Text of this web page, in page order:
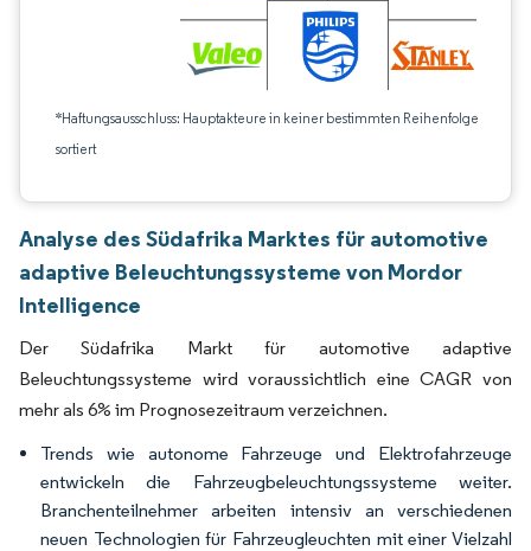
*Haftungsausschluss: Hauptakteure in keiner bestimmten Reihenfolge
sortiert
Analyse des Südafrika Marktes für automotive
adaptive Beleuchtungssysteme von Mordor
Intelligence
Der Südafrika Markt für automotive adaptive
Beleuchtungssysteme wird voraussichtlich eine CAGR von
mehr als 6% im Prognosezeitraum verzeichnen.
Trends wie autonome Fahrzeuge und Elektrofahrzeuge
entwickeln die Fahrzeugbeleuchtungssysteme weiter.
Branchenteilnehmer arbeiten intensiv an verschiedenen
neuen Technologien für Fahrzeugleuchten mit einer Vielzahl